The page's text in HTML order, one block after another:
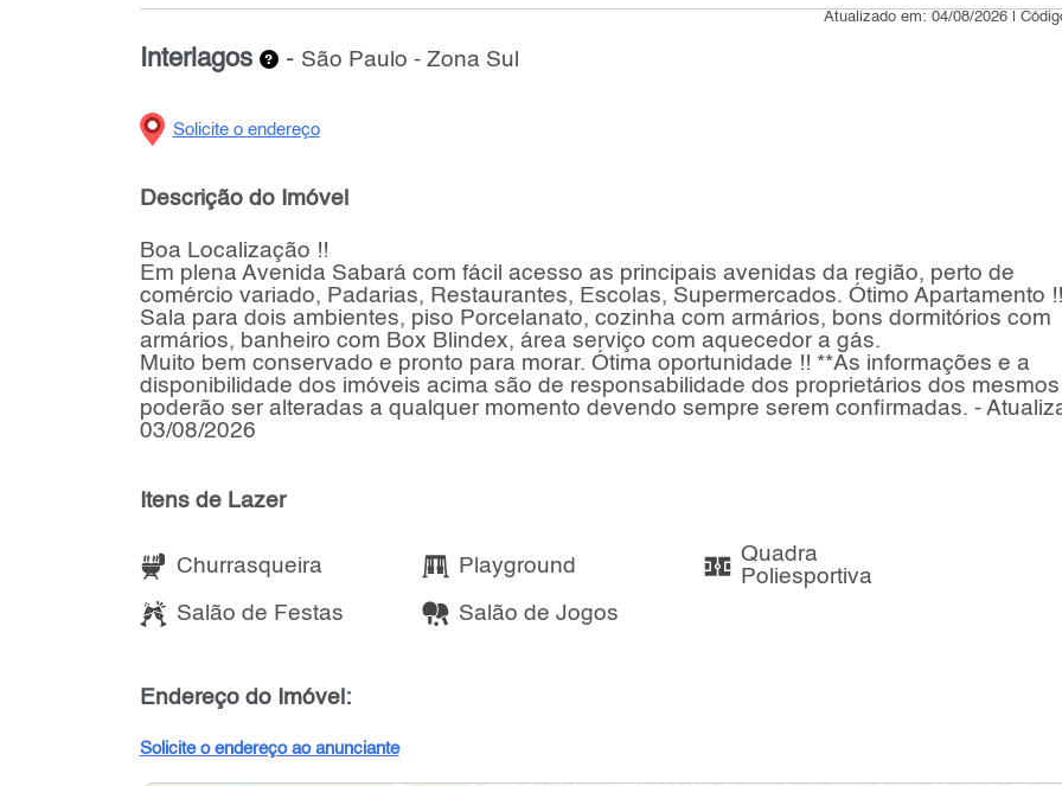
Atualizado em: 04/08/2026 |
Interlagos - São Paulo - Zona Sul
Solicite o endereço
Descrição do Imóvel
Boa Localização !!
Em plena Avenida Sabará com fácil acesso as principais avenidas da região, perto de
comércio variado, Padarias, Restaurantes, Escolas, Supermercados. Ótimo Apartamento !!
Sala para dois ambientes, piso Porcelanato, cozinha com armários, bons dormitórios com
armários, banheiro com Box Blindex, área serviço com aquecedor a gás.
Muito bem conservado e pronto para morar. Ótima oportunidade !! **As informações e a
disponibilidade dos imóveis acima são de responsabilidade dos proprietários dos
poderão ser alteradas a qualquer momento devendo sempre serem confirmadas. -
03/08/2026
Itens de Lazer
Churrasqueira Playground
Quadra
Poliesportiva
Salão de Festas
Salão de Jogos
Endereço do Imóvel:
Solicite o endereço ao anunciante